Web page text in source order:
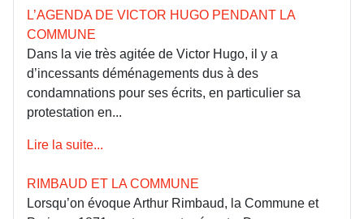
L’AGENDA DE VICTOR HUGO PENDANT LA
COMMUNE
Dans la vie très agitée de Victor Hugo, il y a
d’incessants déménagements dus à des
condamnations pour ses écrits, en particulier sa
protestation en...
Lire la suite...
RIMBAUD ET LA COMMUNE
Lorsqu’on évoque Arthur Rimbaud, la Commune et